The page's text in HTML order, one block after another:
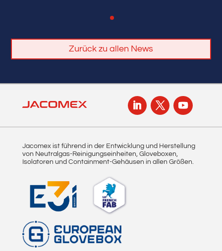
Zurück zu allen News
Jacomex ist führend in der Entwicklung und Herstellung
von Neutralgas-Reinigungseinheiten, Gloveboxen,
Isolatoren und Containment-Gehäusen in allen Größen.